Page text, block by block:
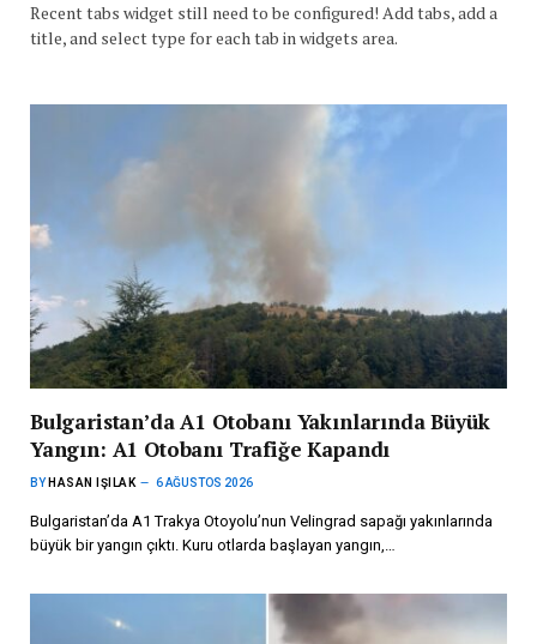
Recent tabs widget still need to be configured! Add tabs, add a
title, and select type for each tab in widgets area.
Bulgaristan’da A1 Otobanı Yakınlarında Büyük
Yangın: A1 Otobanı Trafiğe Kapandı
BY HASAN IŞILAK 6 AĞUSTOS 2026
Bulgaristan’da A1 Trakya Otoyolu’nun Velingrad sapağı yakınlarında
büyük bir yangın çıktı. Kuru otlarda başlayan yangın,…